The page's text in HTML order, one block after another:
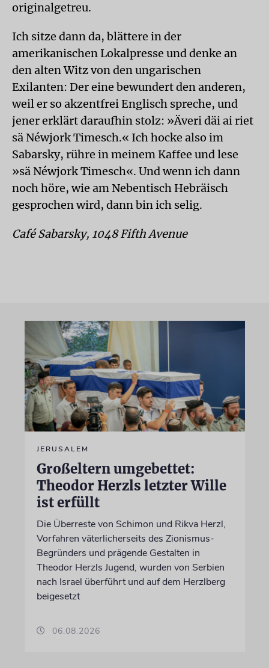
originalgetreu.
Ich sitze dann da, blättere in der
amerikanischen Lokalpresse und denke an
den alten Witz von den ungarischen
Exilanten: Der eine bewundert den anderen,
weil er so akzentfrei Englisch spreche, und
jener erklärt daraufhin stolz: »Äveri däi ai riet
sä Néwjork Timesch.« Ich hocke also im
Sabarsky, rühre in meinem Kaffee und lese
»sä Néwjork Timesch«. Und wenn ich dann
noch höre, wie am Nebentisch Hebräisch
gesprochen wird, dann bin ich selig.
Café Sabarsky, 1048 Fifth Avenue
JERUSALEM
Großeltern umgebettet:
Theodor Herzls letzter Wille
ist erfüllt
Die Überreste von Schimon und Rikva Herzl,
Vorfahren väterlicherseits des Zionismus-
Begründers und prägende Gestalten in
Theodor Herzls Jugend, wurden von Serbien
nach Israel überführt und auf dem Herzlberg
beigesetzt
06.08.2026